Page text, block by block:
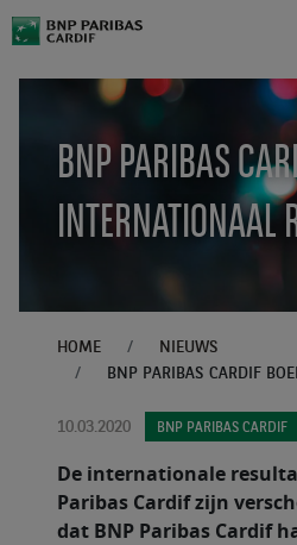
BNP PARIBAS
INTERNATIONAAL
HOME
NIEUWS
10.03.2020 BNP PARIBAS CARDIF
De internationale
Paribas Cardif zijn
dat BNP Paribas Cardif